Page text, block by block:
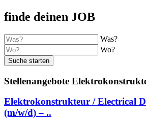
finde deinen JOB
Was?
Wo?
Suche starten
Stellenangebote
Elektrokonstrukteur / Electrical
(m/w/d) – ..